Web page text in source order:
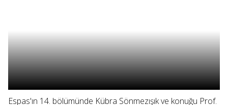
Espas'ın 14. bölümünde Kübra Sönmezışık ve konuğu Prof.